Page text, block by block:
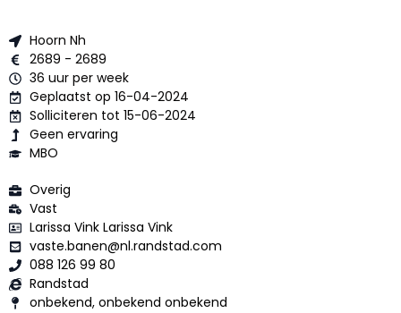
Hoorn Nh
2689 - 2689
36 uur per week
Geplaatst op 16-04-2024
Solliciteren tot 15-06-2024
Geen ervaring
MBO
Overig
Vast
Larissa Vink Larissa Vink
vaste.banen@nl.randstad.com
088 126 99 80
Randstad
onbekend, onbekend onbekend